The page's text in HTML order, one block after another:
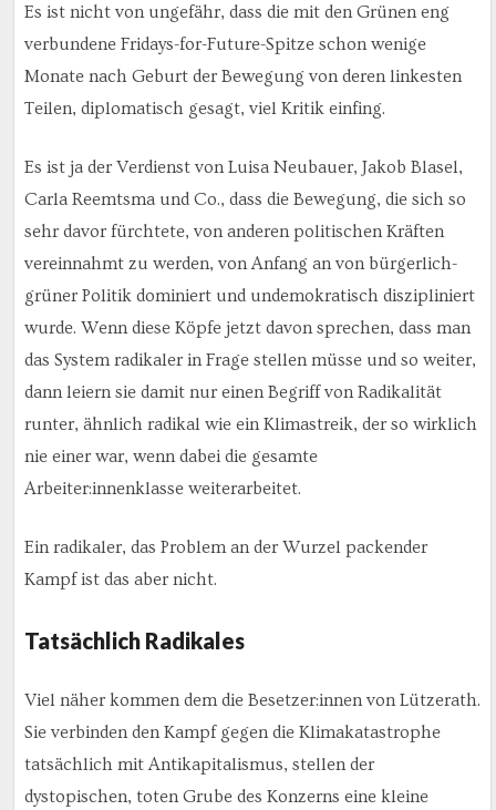
Es ist nicht von ungefähr, dass die mit den Grünen eng
verbundene Fridays-for-Future-Spitze schon wenige
Monate nach Geburt der Bewegung von deren linkesten
Teilen, diplomatisch gesagt, viel Kritik einfing.
Es ist ja der Verdienst von Luisa Neubauer, Jakob Blasel,
Carla Reemtsma und Co., dass die Bewegung, die sich so
sehr davor fürchtete, von anderen politischen Kräften
vereinnahmt zu werden, von Anfang an von bürgerlich-
grüner Politik dominiert und undemokratisch diszipliniert
wurde. Wenn diese Köpfe jetzt davon sprechen, dass man
das System radikaler in Frage stellen müsse und so weiter,
dann leiern sie damit nur einen Begriff von Radikalität
runter, ähnlich radikal wie ein Klimastreik, der so wirklich
nie einer war, wenn dabei die gesamte
Arbeiter:innenklasse weiterarbeitet.
Ein radikaler, das Problem an der Wurzel packender
Kampf ist das aber nicht.
Tatsächlich Radikales
Viel näher kommen dem die Besetzer:innen von Lützerath.
Sie verbinden den Kampf gegen die Klimakatastrophe
tatsächlich mit Antikapitalismus, stellen der
dystopischen, toten Grube des Konzerns eine kleine